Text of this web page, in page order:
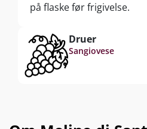
på flaske før frigivelse.
Druer
Sangiovese